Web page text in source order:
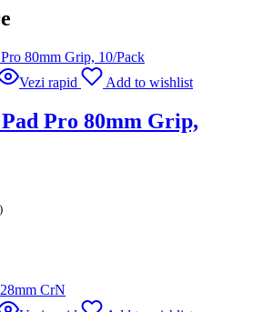
Vezi rapid Add to wishlist
Pro 80mm Grip,